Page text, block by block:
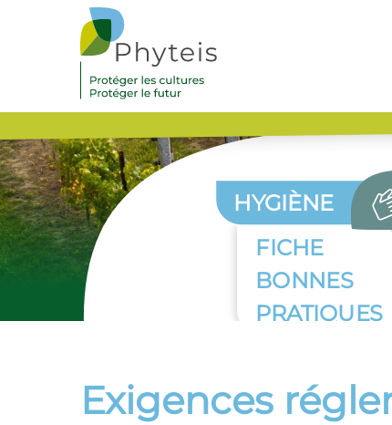
HYGIÈNE
FICHE
BONNES
PRATIQUES
Exigences